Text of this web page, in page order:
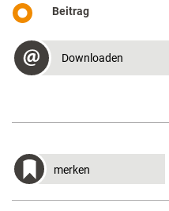
Beitrag
Downloaden
merken